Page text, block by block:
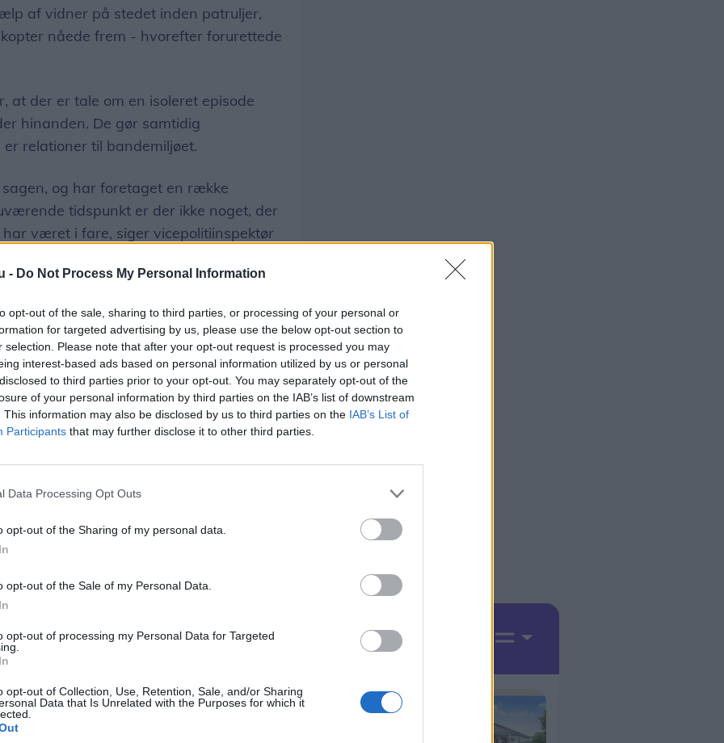
- Do Not Process My Personal Information
opt-out of the sale, sharing to third parties, or processing of your personal or
for targeted advertising by us, please use the below opt-out section to
selection. Please note that after your opt-out request is processed you may
interest-based ads based on personal information utilized by us or personal
to third parties prior to your opt-out. You may separately opt-out of the
of your personal information by third parties on the IAB’s list of downstream
This information may also be disclosed by us to third parties on the IAB’s List of
Participants that may further disclose it to other third parties.
Data Processing Opt Outs
opt-out of the Sharing of my personal data.
opt-out of the Sale of my Personal Data.
opt-out of processing my Personal Data for Targeted
opt-out of Collection, Use, Retention, Sale, and/or Sharing
Data that Is Unrelated with the Purposes for which it
af vidner på stedet inden patruljer,
nåede frem - hvorefter forurettede
at der er tale om en isoleret episode
hinanden. De gør samtidig
relationer til bandemiljøet.
og har foretaget en række
tidspunkt er der ikke noget, der
været i fare, siger vicepolitiinspektør
efterforskning af sagen.
afhøring af vidner, sikring af spor m.m.
hypoteser og nogle vidneudsagn,
Søren Pejtersen.
er et større område omkring
Rimmensgade, spærret af.
ikke underrettet, og Nordjyllands
i sagen på nuværende